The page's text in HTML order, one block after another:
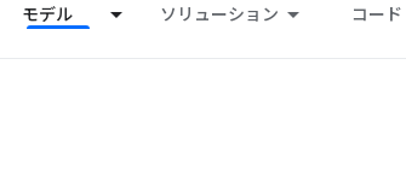
モデル ソリューション コー